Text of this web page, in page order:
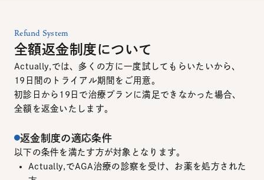
Refund System
全額返金制度について
Actually,では、多くの方に一度試してもらいたいから、
19日間のトライアル期間をご用意。
初診日から19日で治療プランに満足できなかった場合、
全額を返金いたします。
返金制度の適応条件
以下の条件を満たす方が対象となります。
Actually,でAGA治療の診察を受け、お薬を処方された